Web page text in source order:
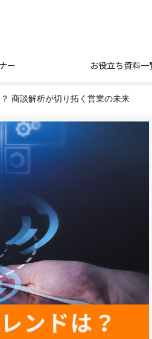
ー お役立ち資料一
商談解析が切り拓く営業の未来